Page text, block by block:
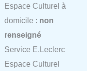
Espace Culturel à
domicile : non
renseigné
Service E.Leclerc
Espace Culturel